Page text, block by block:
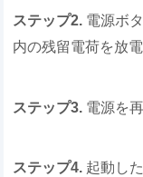
ステップ2. 電源ボ
内の残留電荷を放電
ステップ3. 電源を
ステップ4. 起動した